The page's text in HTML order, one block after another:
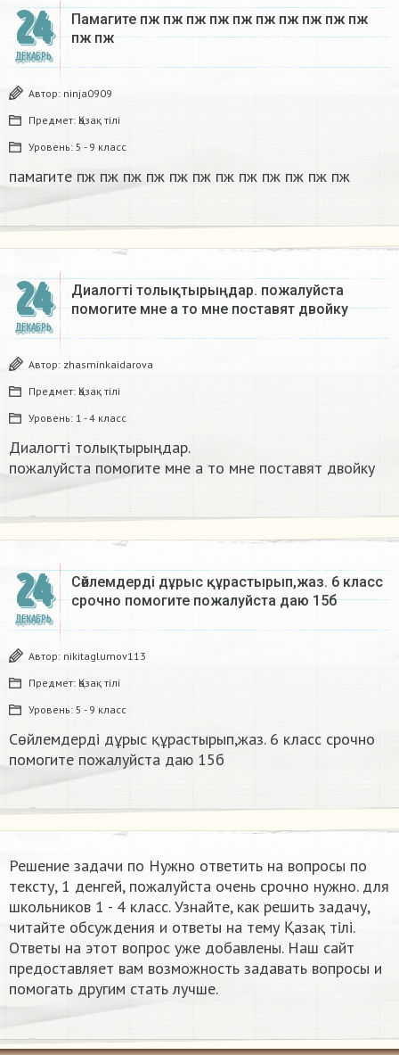
24
ДЕКАБРЬ
Памагите пж пж пж пж пж пж пж пж пж пж
пж пж​
Автор: ninja0909
Предмет: Қазақ тiлi
Уровень: 5 - 9 класс
памагите пж пж пж пж пж пж пж пж пж пж пж пж​
24
ДЕКАБРЬ
Диалогті толықтырыңдар. пожалуйста
помогите мне а то мне поставят двойку​
Автор: zhasminkaidarova
Предмет: Қазақ тiлi
Уровень: 1 - 4 класс
Диалогті толықтырыңдар.
пожалуйста помогите мне а то мне поставят двойку​
24
ДЕКАБРЬ
Сөйлемдерді дұрыс құрастырып,жаз. 6 класс
срочно помогите пожалуйста даю 15б​
Автор: nikitaglumov113
Предмет: Қазақ тiлi
Уровень: 5 - 9 класс
Сөйлемдерді дұрыс құрастырып,жаз. 6 класс срочно
помогите пожалуйста даю 15б​
Решение задачи по Нужно ответить на вопросы по
тексту, 1 денгей, пожалуйста очень срочно нужно. для
школьников 1 - 4 класс. Узнайте, как решить задачу,
читайте обсуждения и ответы на тему Қазақ тiлi.
Ответы на этот вопрос уже добавлены. Наш сайт
предоставляет вам возможность задавать вопросы и
помогать другим стать лучше.